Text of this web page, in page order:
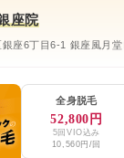
ク
ンズ銀座院
座院
座6丁目6-1 銀座風月
全身脱毛
52,800円
5回VIO込み
10,560円/回